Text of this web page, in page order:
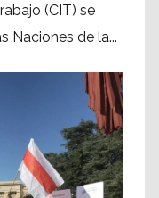
(CIT) se
Naciones de la...